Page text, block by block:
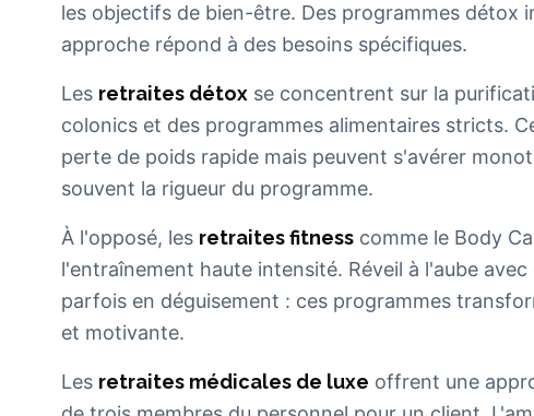
les objectifs de bien-être. Des programmes détox
approche répond à des besoins spécifiques.
Les retraites détox se concentrent sur la
colonics et des programmes alimentaires stricts.
perte de poids rapide mais peuvent s'avérer
souvent la rigueur du programme.
À l'opposé, les retraites fitness comme le Body
l'entraînement haute intensité. Réveil à l'aube
parfois en déguisement : ces programmes
et motivante.
Les retraites médicales de luxe offrent une